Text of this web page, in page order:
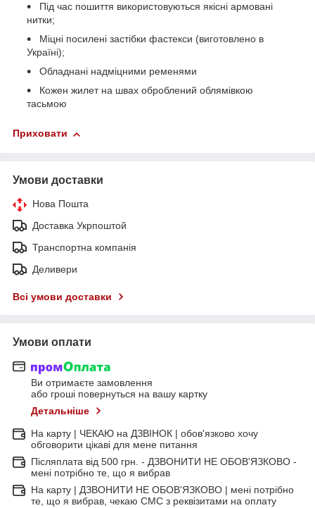
Під час пошиття використовуються якісні армовані
нитки;
Міцні посилені застібки фастекси (виготовлено в
Україні);
Обладнані надміцними ременями
Кожен жилет на швах оброблений облямівкою
тасьмою
Приховати
Умови доставки
Нова Пошта
Доставка Укрпоштой
Транспортна компанія
Деливери
Всі умови доставки
Умови оплати
Ви отримаєте замовлення
або гроші повернуться на вашу картку
Детальніше
На карту | ЧЕКАЮ на ДЗВІНОК | обов'язково хочу
обговорити цікаві для мене питання
Післяплата від 500 грн. - ДЗВОНИТИ НЕ ОБОВ'ЯЗКОВО -
мені потрібно те, що я вибрав
На карту | ДЗВОНИТИ НЕ ОБОВ'ЯЗКОВО | мені потрібно
те, що я вибрав, чекаю СМС з реквізитами на оплату